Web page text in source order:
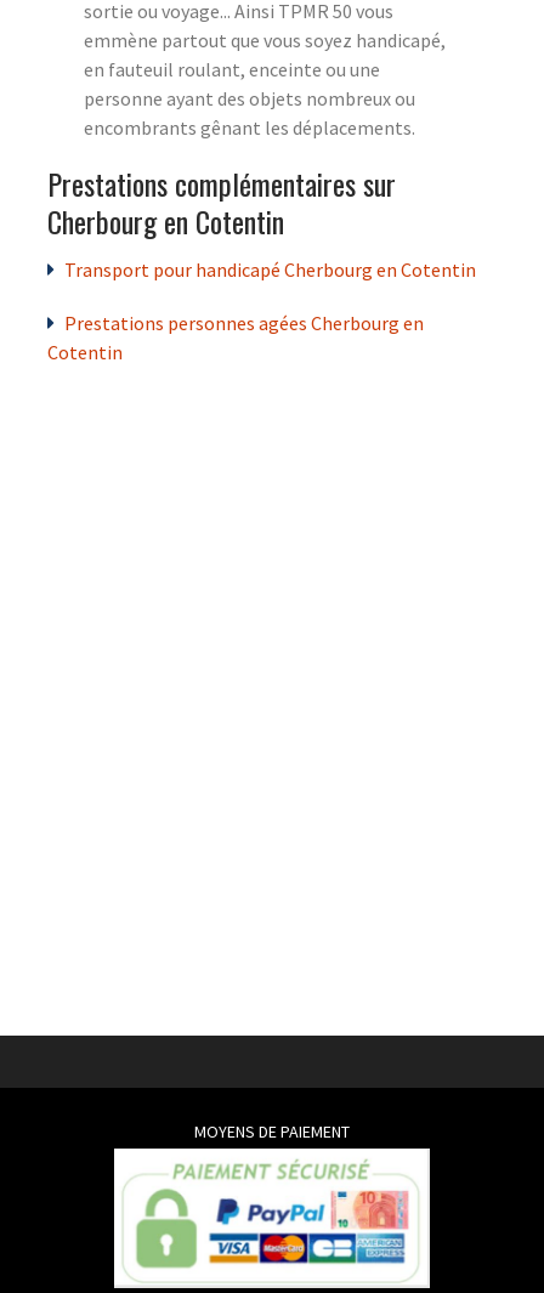
sortie ou voyage... Ainsi TPMR 50 vous
emmène partout que vous soyez handicapé,
en fauteuil roulant, enceinte ou une
personne ayant des objets nombreux ou
encombrants gênant les déplacements.
Prestations complémentaires sur
Cherbourg en Cotentin
Transport pour handicapé Cherbourg en Cotentin
Prestations personnes agées Cherbourg en
Cotentin
MOYENS DE PAIEMENT